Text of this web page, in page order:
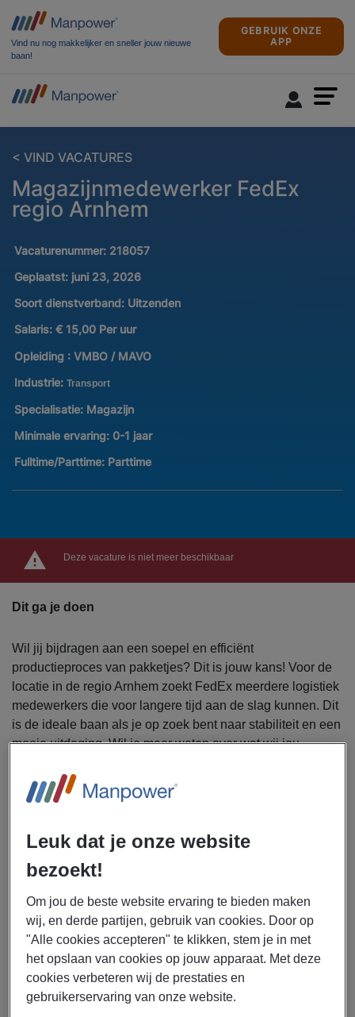
Vind nu nog makkelijker en sneller jouw nieuwe
baan!
GEBRUIK ONZE
APP
< VIND VACATURES
Magazijnmedewerker FedEx
regio Arnhem
Vacaturenummer: 218057
Geplaatst: juni 23, 2026
Soort dienstverband: Uitzenden
Salaris: € 15,00 Per uur
Opleiding : VMBO / MAVO
Industrie: Transport
Specialisatie: Magazijn
Minimale ervaring: 0-1 jaar
Fulltime/Parttime: Parttime
Deze vacature is niet meer beschikbaar
Dit ga je doen
Wil jij bijdragen aan een soepel en efficiënt
productieproces van pakketjes? Dit is jouw kans! Voor de
locatie in de regio Arnhem zoekt FedEx meerdere logistiek
medewerkers die voor langere tijd aan de slag kunnen. Dit
is de ideale baan als je op zoek bent naar stabiliteit en een
mooie uitdaging. Wil je meer weten over wat wij jou
Uitzendbureau Manpower is voor FedEx in Elst op
Arnhem
Samen met je collega’s zorg je voor alle binnenkomende
pakketten en documenten en controleer je deze op inhoud.
Verder ga jij je bezighouden met de volgende taken:
Controleren van alle pakketten met een x-ray
Sorteren van alle pakketten op de lopende band
Zorgen dat pakketten in de juiste bus uitkomen
Tillen van lichte tot zwaardere pakketten
Leuk dat je onze website
bezoekt!
Om jou de beste website ervaring te bieden maken
wij, en derde partijen, gebruik van cookies. Door op
"Alle cookies accepteren" te klikken, stem je in met
het opslaan van cookies op jouw apparaat. Met deze
cookies verbeteren wij de prestaties en
gebruikerservaring van onze website.